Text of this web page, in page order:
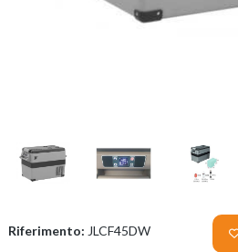
Riferimento: JLCF45DW